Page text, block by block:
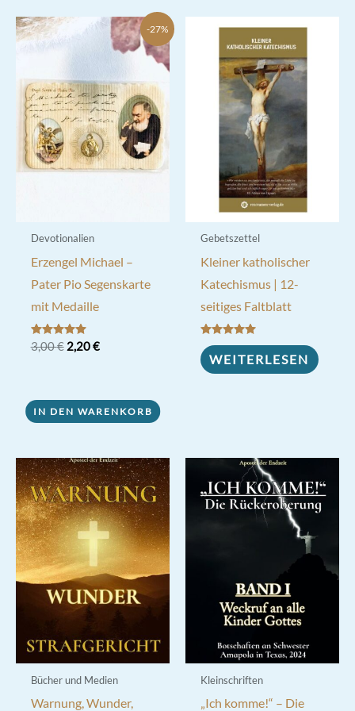
-27%
Devotionalien
Erzengel Michael –
Pater Pio Segenskarte
mit Medaille
Bewertet mit
5.00
3,00€ Ursprünglicher
2,20€Aktueller
IN DEN WARENKORB
Gebetszettel
Kleiner katholischer
Katechismus | 12-
seitiges Faltblatt
Bewertet mit
5.00
von 5
WEITERLESEN
Bücher und Medien
Warnung, Wunder,
Kleinschriften
„Ich komme!“ – Die